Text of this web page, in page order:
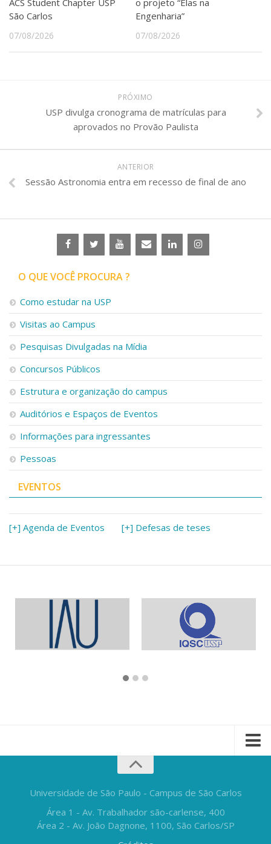
São Carlos
07/08/2026
Engenharia”
07/08/2026
PRÓXIMO
USP divulga cronograma de matrículas para
aprovados no Provão Paulista
ANTERIOR
Sessão Astronomia entra em recesso de final de ano
O QUE VOCÊ PROCURA ?
Como estudar na USP
Visitas ao Campus
Pesquisas Divulgadas na Mídia
Concursos Públicos
Estrutura e organização do campus
Auditórios e Espaços de Eventos
Informações para ingressantes
Pessoas
EVENTOS
[+] Agenda de Eventos [+] Defesas de teses
Universidade de São Paulo - Campus de São Carlos
Área 1 - Av. Trabalhador são-carlense, 400
Área 2 - Av. João Dagnone, 1100, São Carlos/SP